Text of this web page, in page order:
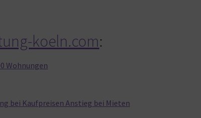
koeln.com:
Wohnungen
bei Kaufpreisen Anstieg bei Mieten